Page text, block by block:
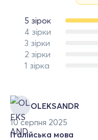
5 зірок
4 зірки
3 зірки
2 зірки
1 зірка
OLEKSANDR
10 серпня 2025
Італійська мова